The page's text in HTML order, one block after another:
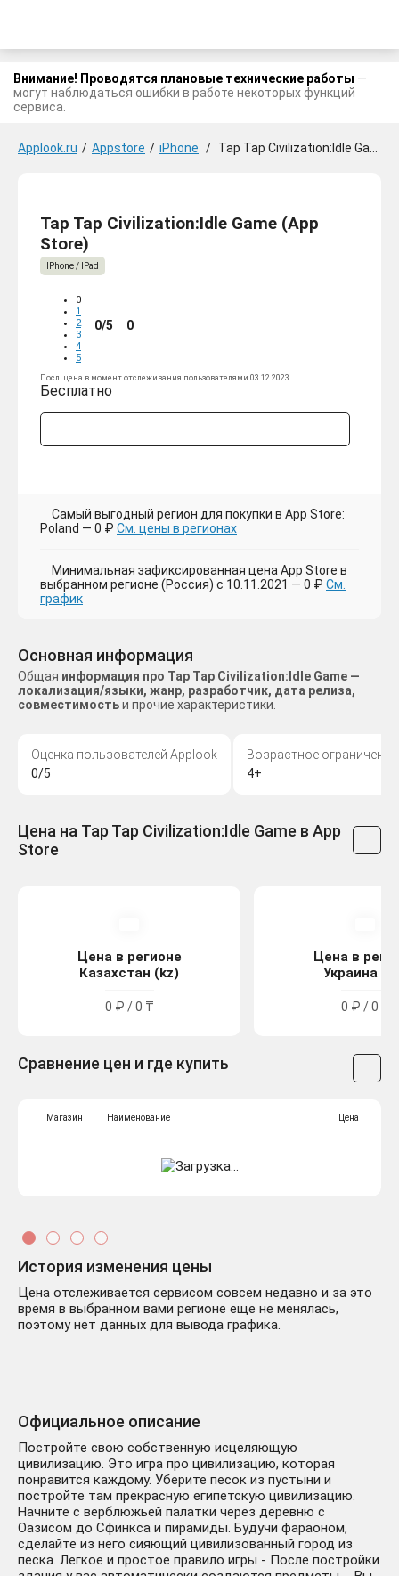
Внимание! Проводятся плановые технические работы —
могут наблюдаться ошибки в работе некоторых функций
сервиса.
Applook.ru / Appstore / iPhone / Tap Tap Civilization:Idle Game
Tap Tap Civilization:Idle Game (App
Store)
IPhone / IPad
0
1
2
3
4
5
0/5 0
Посл. цена в момент отслеживания пользователями 03.12.2023
Бесплатно
Самый выгодный регион для покупки в App Store:
Poland — 0 ₽ См. цены в регионах
Минимальная зафиксированная цена App Store в
выбранном регионе (Россия) с 10.11.2021 — 0 ₽ См.
график
Основная информация
Общая информация про Tap Tap Civilization:Idle Game —
локализация/языки, жанр, разработчик, дата релиза,
совместимостьи прочие характеристики.
Оценка пользователей Applook
0/5
Возрастное ограничение
4+
Цена на Tap Tap Civilization:Idle Game в App
Store
Цена в регионе
Казахстан (kz)
0 ₽ / 0 ₸
Цена в
Украина
0 ₽ / 0 ₴
Сравнение цен и где купить
Магазин Наименование Цена
История изменения цены
Цена отслеживается сервисом совсем недавно и за это
время в выбранном вами регионе еще не менялась,
поэтому нет данных для вывода графика.
Официальное описание
Постройте свою собственную исцеляющую
цивилизацию. Это игра про цивилизацию, которая
понравится каждому. Уберите песок из пустыни и
постройте там прекрасную египетскую цивилизацию.
Начните с верблюжьей палатки через деревню с
Оазисом до Сфинкса и пирамиды. Будучи фараоном,
сделайте из него сияющий цивилизованный город из
песка. Легкое и простое правило игры - После постройки